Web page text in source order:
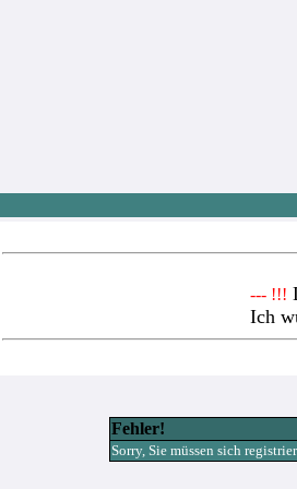
--- !!!
Ich
Fehler!
Sorry, Sie müssen sich